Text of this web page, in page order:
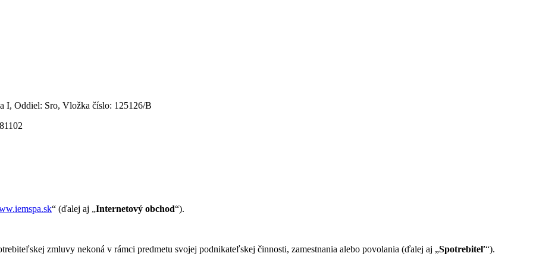
I, Oddiel: Sro, Vložka číslo: 125126/B
“ (ďalej aj „Internetový obchod“).
zmluvy nekoná v rámci predmetu svojej podnikateľskej činnosti, zamestnania alebo povolania (ďalej aj „Spotrebiteľ“).